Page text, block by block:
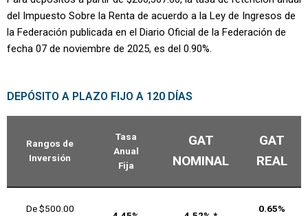
del Impuesto Sobre la Renta de acuerdo a la Ley de Ingresos de
la Federación publicada en el Diario Oficial de la Federación de
fecha 07 de noviembre de 2025, es del 0.90%.
DEPÓSITO A PLAZO FIJO A 120 DÍAS
Rangos de
Inversión
Tasa
Anual
Fija
GAT
NOMINAL
GAT
REAL
De $500.00 0.65%